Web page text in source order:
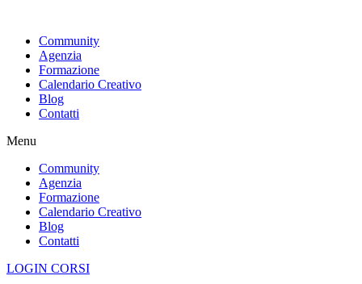
contenutoCommunity
Agenzia
Formazione
Calendario Creativo
Blog
Contatti
Menu
Community
Agenzia
Formazione
Calendario Creativo
Blog
Contatti
LOGIN CORSI